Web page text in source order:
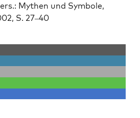
Mythen und Sym­bole,
S. 27–40